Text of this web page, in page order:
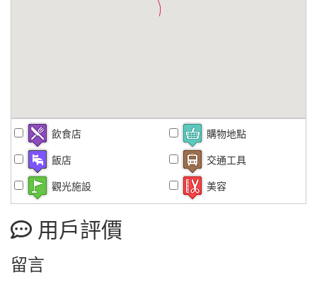
飲食店 購物地點
飯店 交通工具
觀光施設 美容
用戶評價
留言